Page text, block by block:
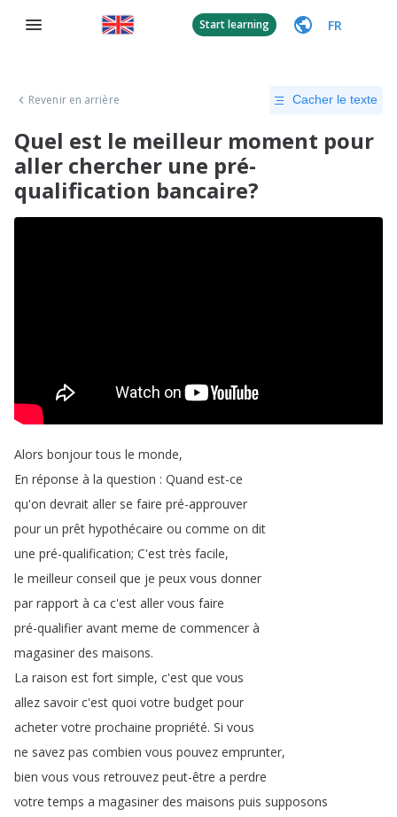
Start learning FR
Revenir en arrière Cacher le texte
Quel est le meilleur moment pour
aller chercher une pré-
qualification bancaire?
Alors bonjour tous le monde,
En réponse à la question : Quand est-ce
qu'on devrait aller se faire pré-approuver
pour un prêt hypothécaire ou comme on dit
une pré-qualification; C'est très facile,
le meilleur conseil que je peux vous donner
par rapport à ca c'est aller vous faire
pré-qualifier avant meme de commencer à
magasiner des maisons.
La raison est fort simple, c'est que vous
allez savoir c'est quoi votre budget pour
acheter votre prochaine propriété. Si vous
ne savez pas combien vous pouvez emprunter,
bien vous vous retrouvez peut-être a perdre
votre temps a magasiner des maisons puis supposons